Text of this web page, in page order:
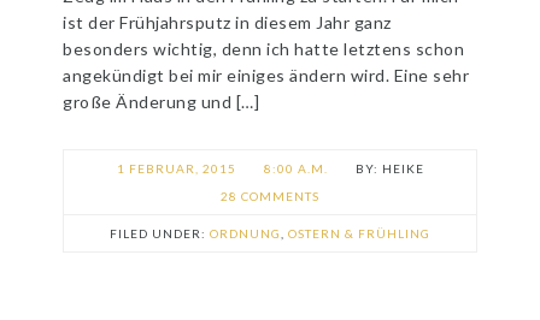
ist der Frühjahrsputz in diesem Jahr ganz
besonders wichtig, denn ich hatte letztens schon
angekündigt bei mir einiges ändern wird. Eine sehr
große Änderung und […]
1 FEBRUAR, 2015 8:00 A.M.
HEIKE
28 COMMENTS
FILED UNDER: ORDNUNG OSTERN & FRÜHLING